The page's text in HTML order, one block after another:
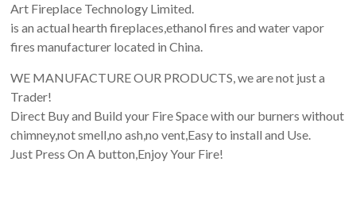
Art Fireplace Technology Limited.
is an actual hearth fireplaces,ethanol fires and water vapor
fires manufacturer located in China.
WE MANUFACTURE OUR PRODUCTS, we are not just a
Trader!
Direct Buy and Build your Fire Space with our burners without
chimney,not smell,no ash,no vent,Easy to install and Use.
Just Press On A button,Enjoy Your Fire!